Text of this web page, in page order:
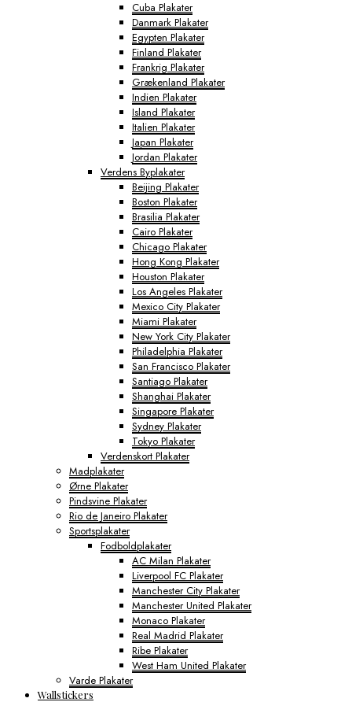
Cuba Plakater
Danmark Plakater
Egypten Plakater
Finland Plakater
Frankrig Plakater
Grækenland Plakater
Indien Plakater
Island Plakater
Italien Plakater
Japan Plakater
Jordan Plakater
Verdens Byplakater
Beijing Plakater
Boston Plakater
Brasilia Plakater
Cairo Plakater
Chicago Plakater
Hong Kong Plakater
Houston Plakater
Los Angeles Plakater
Mexico City Plakater
Miami Plakater
New York City Plakater
Philadelphia Plakater
San Francisco Plakater
Santiago Plakater
Shanghai Plakater
Singapore Plakater
Sydney Plakater
Tokyo Plakater
Verdenskort Plakater
Madplakater
Ørne Plakater
Pindsvine Plakater
Rio de Janeiro Plakater
Sportsplakater
Fodboldplakater
AC Milan Plakater
Liverpool FC Plakater
Manchester City Plakater
Manchester United Plakater
Monaco Plakater
Real Madrid Plakater
Ribe Plakater
West Ham United Plakater
Varde Plakater
Wallstickers